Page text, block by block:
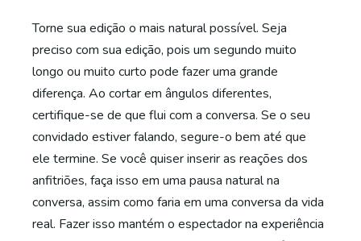
Torne sua edição o mais natural possível. Seja
preciso com sua edição, pois um segundo muito
longo ou muito curto pode fazer uma grande
diferença. Ao cortar em ângulos diferentes,
certifique-se de que flui com a conversa. Se o seu
convidado estiver falando, segure-o bem até que
ele termine. Se você quiser inserir as reações dos
anfitriões, faça isso em uma pausa natural na
conversa, assim como faria em uma conversa da vida
real. Fazer isso mantém o espectador na experiência